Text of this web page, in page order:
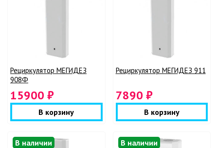
Рециркулятор МЕГИДЕЗ
908Ф
15900 ₽
В корзину
Рециркулятор МЕГИДЕЗ 911
7890 ₽
В корзину
В наличии В наличии